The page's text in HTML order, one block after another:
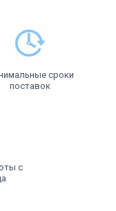
сроки
поставок
с